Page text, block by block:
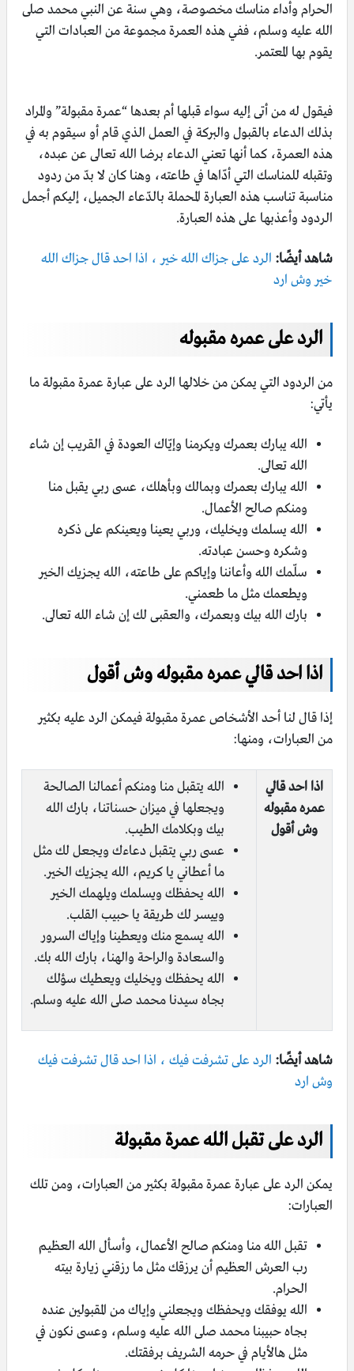
الحرام وأداء مناسك مخصوصة، وهي سنة عن النبي محمد صلى
الله عليه وسلم، ففي هذه العمرة مجموعة من العبادات التي
يقوم بها المعتمر.
فيقول له من أتى إليه سواء قبلها أم بعدها “عمرة مقبولة” والمراد
بذلك الدعاء بالقبول والبركة في العمل الذي قام أو سيقوم به في
هذه العمرة، كما أنها تعني الدعاء برضا الله تعالى عن عبده،
وتقبله للمناسك التي أدّاها في طاعته، وهنا كان لا بدّ من ردود
مناسبة تناسب هذه العبارة المحملة بالدّعاء الجميل، إليكم أجمل
الردود وأعذبها على هذه العبارة.
شاهد أيضًا: الرد على جزاك الله خير ، اذا احد قال جزاك الله
خير وش ارد
الرد على عمره مقبوله
من الردود التي يمكن من خلالها الرد على عبارة عمرة مقبولة ما
يأتي:
الله يبارك بعمرك ويكرمنا وإيّاك العودة في القريب إن شاء
الله تعالى.
الله يبارك بعمرك وبمالك وبأهلك، عسى ربي يقبل منا
ومنكم صالح الأعمال.
الله يسلمك ويخليك، وربي يعينا ويعينكم على ذكره
وشكره وحسن عبادته.
سلّمك الله وأعاننا وإياكم على طاعته، الله يجزيك الخير
ويطعمك مثل ما طعمني.
بارك الله بيك وبعمرك، والعقبى لك إن شاء الله تعالى.
اذا احد قالي عمره مقبوله وش أقول
إذا قال لنا أحد الأشخاص عمرة مقبولة فيمكن الرد عليه بكثير
من العبارات، ومنها:
اذا احد قالي
عمره مقبوله
وش أقول
الله يتقبل منا ومنكم أعمالنا الصالحة
ويجعلها في ميزان حسناتنا، بارك الله
بيك وبكلامك الطيب.
عسى ربي يتقبل دعاءك ويجعل لك مثل
ما أعطاني يا كريم، الله يجزيك الخير.
الله يحفظك ويسلمك ويلهمك الخير
وييسر لك طريقة يا حبيب القلب.
الله يسمع منك ويعطينا وإياك السرور
والسعادة والراحة والهنا، بارك الله بك.
الله يحفظك ويخليك ويعطيك سؤلك
بجاه سيدنا محمد صلى الله عليه وسلم.
شاهد أيضًا: الرد على تشرفت فيك ، اذا احد قال تشرفت فيك
وش ارد
الرد على تقبل الله عمرة مقبولة
يمكن الرد على عبارة عمرة مقبولة بكثير من العبارات، ومن تلك
العبارات:
تقبل الله منا ومنكم صالح الأعمال، وأسأل الله العظيم
رب العرش العظيم أن يرزقك مثل ما رزقني زيارة بيته
الحرام.
الله يوفقك ويحفظك ويجعلني وإياك من المقبولين عنده
بجاه حبيبنا محمد صلى الله عليه وسلم، وعسى نكون في
مثل هالأيام في حرمه الشريف برفقتك.